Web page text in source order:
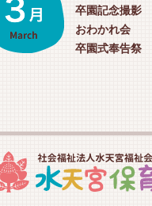
卒園記念撮影
おわかれ会
卒園式奉告祭